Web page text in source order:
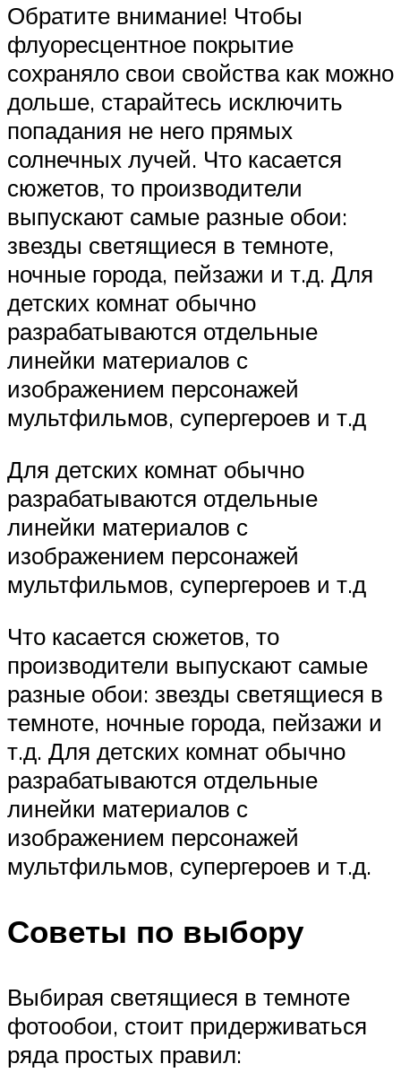
Обратите внимание! Чтобы
флуоресцентное покрытие
сохраняло свои свойства как можно
дольше, старайтесь исключить
попадания не него прямых
солнечных лучей. Что касается
сюжетов, то производители
выпускают самые разные обои:
звезды светящиеся в темноте,
ночные города, пейзажи и т.д. Для
детских комнат обычно
разрабатываются отдельные
линейки материалов с
изображением персонажей
мультфильмов, супергероев и т.д
Для детских комнат обычно
разрабатываются отдельные
линейки материалов с
изображением персонажей
мультфильмов, супергероев и т.д
Что касается сюжетов, то
производители выпускают самые
разные обои: звезды светящиеся в
темноте, ночные города, пейзажи и
т.д. Для детских комнат обычно
разрабатываются отдельные
линейки материалов с
изображением персонажей
мультфильмов, супергероев и т.д.
Советы по выбору
Выбирая светящиеся в темноте
фотообои, стоит придерживаться
ряда простых правил: